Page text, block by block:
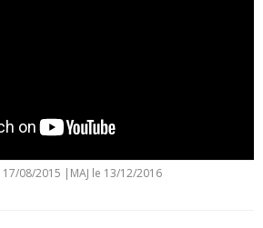
17/08/2015 MAJ le 13/12/2016